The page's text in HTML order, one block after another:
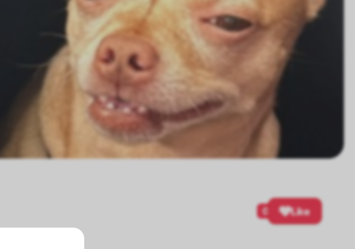
0 Like